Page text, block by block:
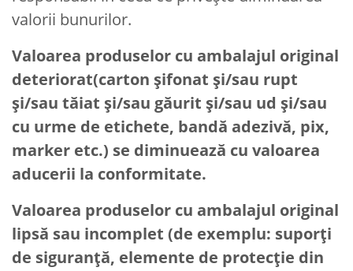
valorii bunurilor.
Valoarea produselor cu ambalajul original
deteriorat(carton șifonat și/sau rupt
și/sau tăiat și/sau găurit și/sau ud și/sau
cu urme de etichete, bandă adezivă, pix,
marker etc.) se diminuează cu valoarea
aducerii la conformitate.
Valoarea produselor cu ambalajul original
lipsă sau incomplet (de exemplu: suporți
de siguranță, elemente de protecție din